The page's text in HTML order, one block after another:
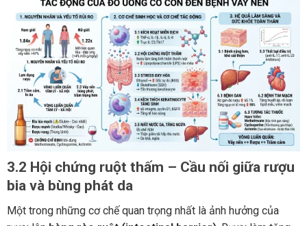
3.2 Hội chứng ruột thấm – Cầu nối giữa rượu
bia và bùng phát da
Một trong những cơ chế quan trọng nhất là ảnh hưởng của